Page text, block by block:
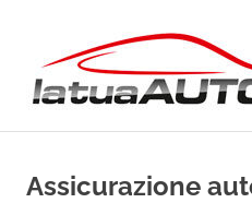
contenuto
Assicurazione